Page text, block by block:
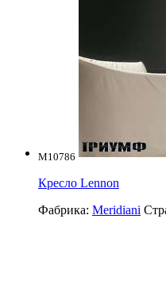
M10786
Кресло Lennon
Фабрика: Meridiani